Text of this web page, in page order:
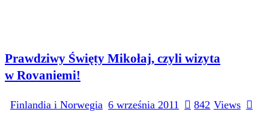
Prawdziwy Święty Mikołaj, czyli wizyta
w Rovaniemi!
Finlandia i Norwegia 6 września 2011 842 Views